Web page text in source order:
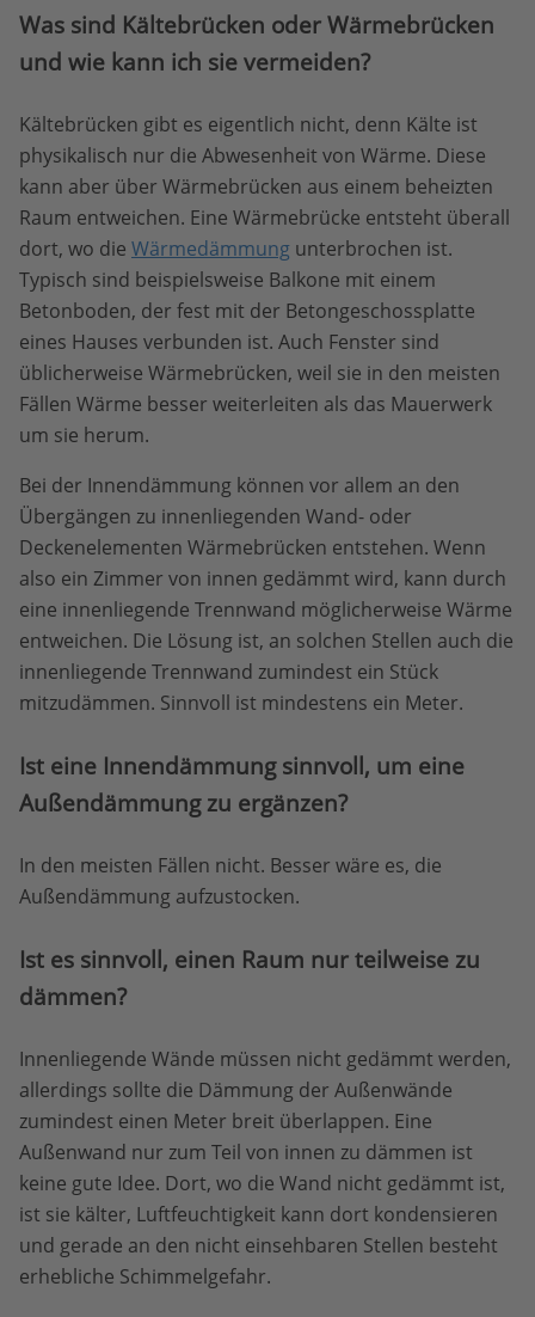
Was sind Kältebrücken oder Wärmebrücken
und wie kann ich sie vermeiden?
Kältebrücken gibt es eigentlich nicht, denn Kälte ist
physikalisch nur die Abwesenheit von Wärme. Diese
kann aber über Wärmebrücken aus einem beheizten
Raum entweichen. Eine Wärmebrücke entsteht überall
dort, wo die Wärmedämmung unterbrochen ist.
Typisch sind beispielsweise Balkone mit einem
Betonboden, der fest mit der Betongeschossplatte
eines Hauses verbunden ist. Auch Fenster sind
üblicherweise Wärmebrücken, weil sie in den meisten
Fällen Wärme besser weiterleiten als das Mauerwerk
um sie herum.
Bei der Innendämmung können vor allem an den
Übergängen zu innenliegenden Wand- oder
Deckenelementen Wärmebrücken entstehen. Wenn
also ein Zimmer von innen gedämmt wird, kann durch
eine innenliegende Trennwand möglicherweise Wärme
entweichen. Die Lösung ist, an solchen Stellen auch die
innenliegende Trennwand zumindest ein Stück
mitzudämmen. Sinnvoll ist mindestens ein Meter.
Ist eine Innendämmung sinnvoll, um eine
Außendämmung zu ergänzen?
In den meisten Fällen nicht. Besser wäre es, die
Außendämmung aufzustocken.
Ist es sinnvoll, einen Raum nur teilweise zu
dämmen?
Innenliegende Wände müssen nicht gedämmt werden,
allerdings sollte die Dämmung der Außenwände
zumindest einen Meter breit überlappen. Eine
Außenwand nur zum Teil von innen zu dämmen ist
keine gute Idee. Dort, wo die Wand nicht gedämmt ist,
ist sie kälter, Luftfeuchtigkeit kann dort kondensieren
und gerade an den nicht einsehbaren Stellen besteht
erhebliche Schimmelgefahr.